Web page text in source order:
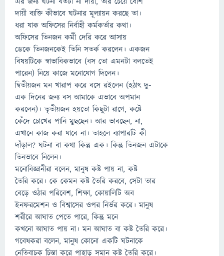
দায়ী ব্যক্তি কীভাবে ঘটনার মূল্যায়ন করছে তা।
ধরা যাক অফিসের নির্বাহী কর্মকর্তার কথা।
অফিসের তিনজন কর্মী দেরি করে আসায়
ডেকে তিনজনকেই তিনি সতর্ক করলেন। একজন
বিষয়টিকে স্বাভাবিকভাবে (বস তো এমনটা বলতেই
পারেন) নিয়ে কাজে মনোযোগ দিলেন।
দ্বিতীয়জন মন খারাপ করে বসে রইলেন (হঠাৎ দু-
এক দিনের জন্য বস আমাকে এভাবে অপমান
করলেন)। তৃতীয়জন হয়তো কিছুটা রাগে, কষ্টে
কেঁদে চোখের পানি মুছছেন। আর ভাবছেন, না,
এখানে কাজ করা যাবে না। তাহলে ব্যাপারটি কী
দাঁড়াল? ঘটনা বা কথা কিন্তু এক। কিন্তু তিনজন এটাকে
তিনভাবে নিলেন।
মনোবিজ্ঞানীরা বলেন, মানুষ কষ্ট পায় না, কষ্ট
তৈরি করে। কে কেমন কষ্ট তৈরি করবে, সেটা তার
বেড়ে ওঠার পরিবেশ, শিক্ষা, কোয়ালিটি অব
ইনফরমেশন ও বিশ্বাসের ওপর নির্ভর করে। মানুষ
শরীরে আঘাত পেতে পারে, কিন্তু মনে
কখনো আঘাত পায় না। মন আঘাত বা কষ্ট তৈরি করে।
গবেষকরা বলেন, মানুষ কোনো একটি ঘটনাকে
নেতিবাচক চিন্তা করে পাহাড় সমান কষ্ট তৈরি করে।